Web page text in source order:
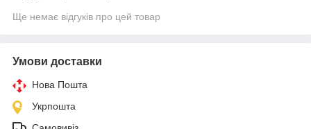
Ще немає відгуків про цей товар
Умови доставки
Нова Пошта
Укрпошта